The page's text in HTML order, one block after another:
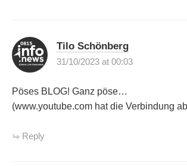
Tilo Schönberg
31/10/2023 at 00:03
Pöses BLOG! Ganz pöse…
(www.youtube.com hat die Verbindung
Reply